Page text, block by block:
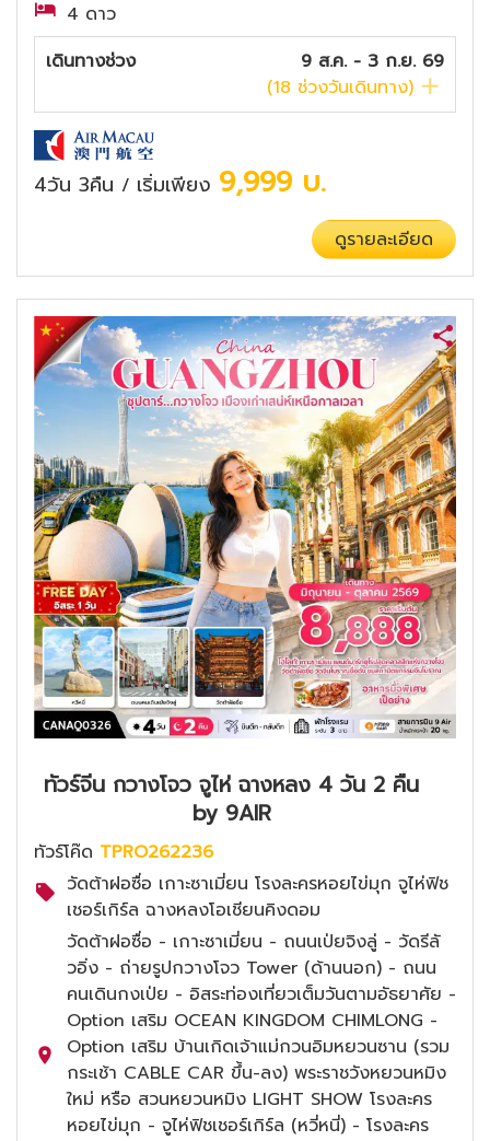
4 ดาว
เดินทางช่วง
9 ส.ค. - 3 ก.ย. 69
(18 ช่วงวันเดินทาง)
4วัน 3คืน / เริ่มเพียง 9,999 บ.
ดูรายละเอียด
ทัวร์จีน กวางโจว จูไห่ ฉางหลง 4 วัน 2 คืน
by 9AIR
ทัวร์โค๊ด TPRO262236
วัดต้าฝอซื่อ เกาะซาเมี่ยน โรงละครหอยไข่มุก จูไห่ฟิช
เชอร์เกิร์ล ฉางหลงโอเชียนคิงดอม
วัดต้าฝอซื่อ - เกาะซาเมี่ยน - ถนนเป่ยจิงลู่ - วัดรีลั
วอิ่ง - ถ่ายรูปกวางโจว Tower (ด้านนอก) - ถนน
คนเดินกงเป่ย - อิสระท่องเที่ยวเต็มวันตามอัธยาศัย -
Option เสริม OCEAN KINGDOM CHIMLONG -
Option เสริม บ้านเกิดเจ้าแม่กวนอิมหยวนซาน (รวม
กระเช้า CABLE CAR ขึ้น-ลง) พระราชวังหยวนหมิง
ใหม่ หรือ สวนหยวนหมิง LIGHT SHOW โรงละคร
หอยไข่มุก - จูไห่ฟิชเชอร์เกิร์ล (หวี่หนี่) - โรงละคร